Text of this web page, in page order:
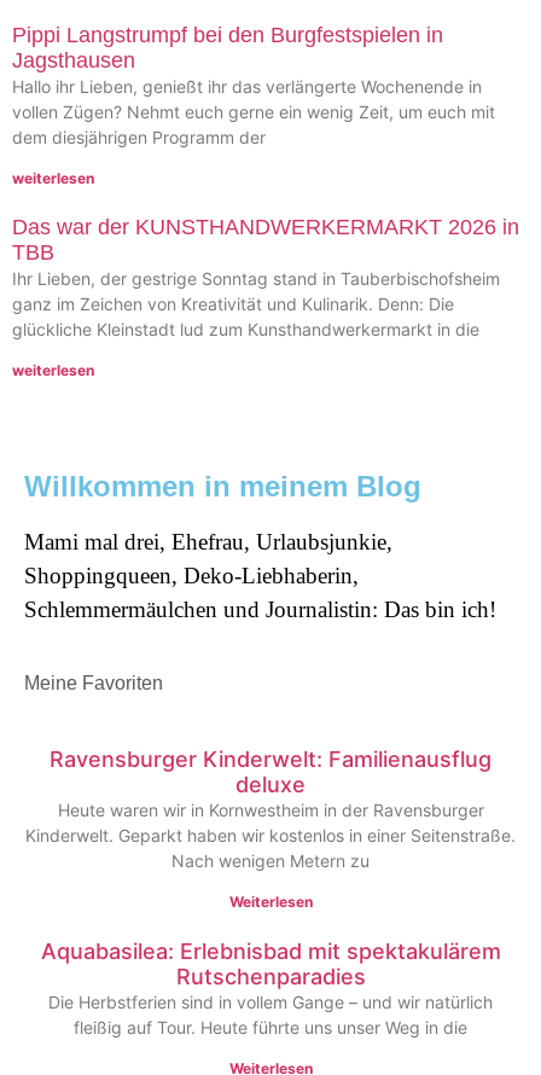
Pippi Langstrumpf bei den Burgfestspielen in
Jagsthausen
Hallo ihr Lieben, genießt ihr das verlängerte Wochenende in
vollen Zügen? Nehmt euch gerne ein wenig Zeit, um euch mit
dem diesjährigen Programm der
weiterlesen
Das war der KUNSTHANDWERKERMARKT 2026 in
TBB
Ihr Lieben, der gestrige Sonntag stand in Tauberbischofsheim
ganz im Zeichen von Kreativität und Kulinarik. Denn: Die
glückliche Kleinstadt lud zum Kunsthandwerkermarkt in die
weiterlesen
Willkommen in meinem Blog
Mami mal drei, Ehefrau, Urlaubsjunkie,
Shoppingqueen, Deko-Liebhaberin,
Schlemmermäulchen und Journalistin: Das bin ich!
Meine Favoriten
Ravensburger Kinderwelt: Familienausflug
deluxe
Heute waren wir in Kornwestheim in der Ravensburger
Kinderwelt. Geparkt haben wir kostenlos in einer Seitenstraße.
Nach wenigen Metern zu
Weiterlesen
Aquabasilea: Erlebnisbad mit spektakulärem
Rutschenparadies
Die Herbstferien sind in vollem Gange – und wir natürlich
fleißig auf Tour. Heute führte uns unser Weg in die
Weiterlesen